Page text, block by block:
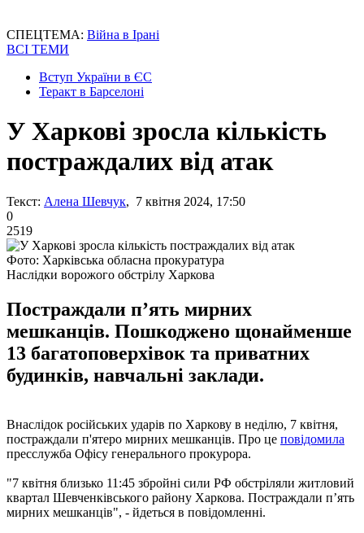
СПЕЦТЕМА: Війна в Ірані
ВСІ ТЕМИ
Вступ України в ЄС
Теракт в Барселоні
У Харкові зросла кількість
постраждалих від атак
Текст: Алена Шевчук, 7 квітня 2024, 17:50
0
2519
Фото: Харківська обласна прокуратура
Наслідки ворожого обстрілу Харкова
Постраждали пʼять мирних
мешканців. Пошкоджено щонайменше
13 багатоповерхівок та приватних
будинків, навчальні заклади.
Внаслідок російських ударів по Харкову в неділю, 7 квітня,
постраждали п'ятеро мирних мешканців. Про це повідомила
пресслужба Офісу генерального прокурора.
"7 квітня близько 11:45 збройні сили РФ обстріляли житловий
квартал Шевченківського району Харкова. Постраждали пʼять
мирних мешканців", - йдеться в повідомленні.